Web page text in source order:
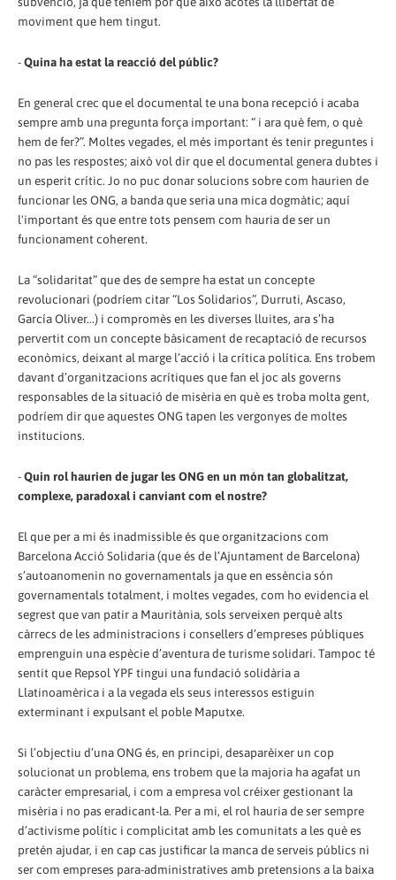
moviment que hem tingut.
-Quina ha estat la reacció del públic?
En general crec que el documental te una bona recepció i acaba
sempre amb una pregunta força important: “ i ara què fem, o què
hem de fer?”. Moltes vegades, el més important és tenir preguntes i
no pas les respostes; això vol dir que el documental genera dubtes i
un esperit crític. Jo no puc donar solucions sobre com haurien de
funcionar les ONG, a banda que seria una mica dogmàtic; aquí
l'important és que entre tots pensem com hauria de ser un
funcionament coherent.
La “solidaritat” que des de sempre ha estat un concepte
revolucionari (podríem citar “Los Solidarios”, Durruti, Ascaso,
García Oliver...) i compromès en les diverses lluites, ara s’ha
pervertit com un concepte bàsicament de recaptació de recursos
econòmics, deixant al marge l’acció i la crítica política. Ens trobem
davant d’organitzacions acrítiques que fan el joc als governs
responsables de la situació de misèria en què es troba molta gent,
podríem dir que aquestes ONG tapen les vergonyes de moltes
institucions.
-Quin rol haurien de jugar les ONG en un món tan globalitzat,
complexe, paradoxal i canviant com el nostre?
El que per a mi és inadmissible és que organitzacions com
Barcelona Acció Solidaria (que és de l’Ajuntament de Barcelona)
s’autoanomenin no governamentals ja que en essència són
governamentals totalment, i moltes vegades, com ho evidencia el
segrest que van patir a Mauritània, sols serveixen perquè alts
càrrecs de les administracions i consellers d’empreses públiques
emprenguin una espècie d’aventura de turisme solidari. Tampoc té
sentit que Repsol YPF tingui una fundació solidària a
Llatinoamèrica i a la vegada els seus interessos estiguin
exterminant i expulsant el poble Maputxe.
Si l’objectiu d’una ONG és, en principi, desaparèixer un cop
solucionat un problema, ens trobem que la majoria ha agafat un
caràcter empresarial, i com a empresa vol créixer gestionant la
misèria i no pas eradicant-la. Per a mi, el rol hauria de ser sempre
d’activisme polític i complicitat amb les comunitats a les què es
pretén ajudar, i en cap cas justificar la manca de serveis públics ni
ser com empreses para-administratives amb pretensions a la baixa